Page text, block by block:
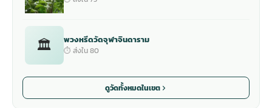
🏛 พวงหรีดวัดจุฬาจินดาราม
⏱ ส่งใน 80
ดูวัดทั้งหมดในเขต